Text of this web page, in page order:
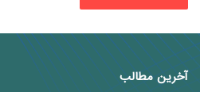
آخرین مطالب